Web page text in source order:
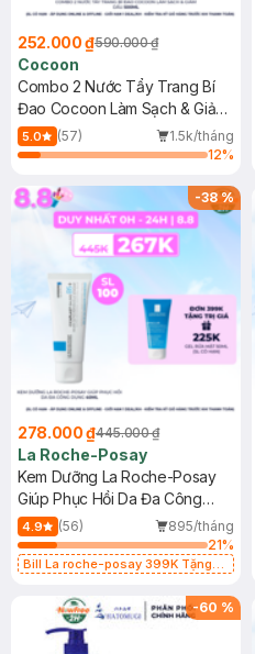
252.000 ₫590.000 ₫
Cocoon
Combo 2 Nước Tẩy Trang Bí
Đao Cocoon Làm Sạch & Giảm
Dầu 500ml
5.0 (57)
1.5k/tháng
12%
-38%
278.000 ₫445.000 ₫
La Roche-Posay
Kem Dưỡng La Roche-Posay
Giúp Phục Hồi Da Đa Công
Dụng 40ml
4.9 (56)
895/tháng
21%
Bill La roche-posay 399K Tặng
(SL có hạn)
-60 %